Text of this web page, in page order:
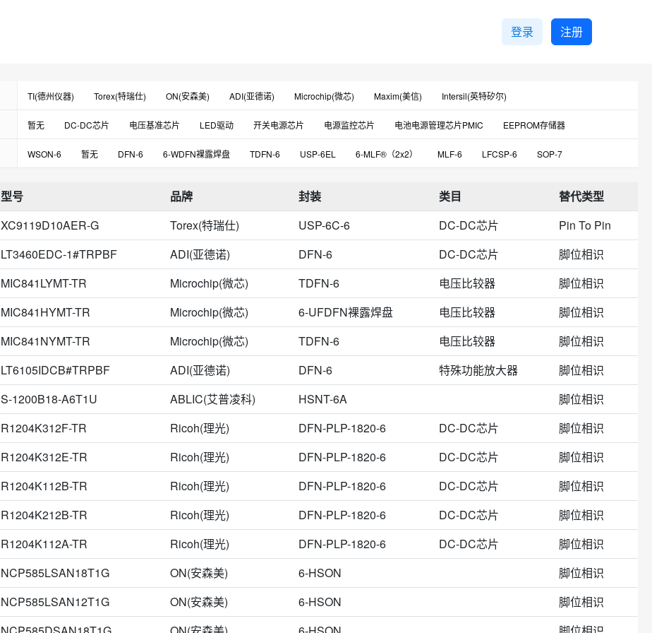
登录 注册
TI(德州仪器) Torex(特瑞仕) ON(安森美) ADI(亚德诺) Microchip(微芯) Maxim(美信)
Intersil(英特矽尔)
ST(意法半导体)
Chip Hope(芯茂微) Ricoh(理光) Chipown(芯朋) Broadchip(广芯) Silan(士兰)
FM(富满)
ABLIC(艾普凌科) Puolop(迪浦) Guerrilla RF
暂无 DC-DC芯片 电压基准芯片 LED驱动 开关电源芯片 电源监控芯片 电池电源管理芯片PMIC
EEPROM存储器
TVS二极管(瞬态电压抑制二极管)
RF检测器 电压比较器 RF放大器 PIN二极管 驱动芯片 温度传感器
光学传感器
时钟计时芯片 接口专用芯片
WSON-6 暂无 DFN-6 6-WDFN裸露焊盘 TDFN-6 USP-6EL 6-MLF®（2x2） MLF-6 LFCSP-6
SOP-7
6-XFDFN裸露焊盘 USP-6C 6-LFCSP-UD（2x2）
PDIP-8
UDFN-6
UMLP-6 6-DFN（2x3） 6-HVSOF 6-LFCSP-WD（2x3） VSON-6
6-DFN（2x2.2）
6-WFDFN裸露焊盘
6-WSON(2.5x2.2) DFN2020-6 QFN-6 SOP-7-225-1.27
TDFN-2x2-6L
CUDFN-6
DFN-10 DFN1616-6 DFN2x2-6 DFN2x2-6L D²PAK-6 HSNT-6A LLP75-7 MCM-6
ODFN-6
SOT-23-6 TDFN-6L TO-220-7 U-DFN2020-6
UDFN2020-6
USP-6C-6
XDFN1616-6 XTDFN-6 圆盘
型号 品牌 封装 类目
替代类型
XC9119D10AER-G Torex(特瑞仕) USP-6C-6 DC-DC芯片
Pin To Pin
LT3460EDC-1#TRPBF ADI(亚德诺) DFN-6 DC-DC芯片
脚位相识
MIC841LYMT-TR Microchip(微芯) TDFN-6 电压比较器
脚位相识
MIC841HYMT-TR Microchip(微芯) 6-UFDFN裸露焊盘 电压比较器
脚位相识
MIC841NYMT-TR Microchip(微芯) TDFN-6 电压比较器
脚位相识
LT6105IDCB#TRPBF ADI(亚德诺) DFN-6 特殊功能放大器
脚位相识
S-1200B18-A6T1U ABLIC(艾普凌科) HSNT-6A
脚位相识
R1204K312F-TR Ricoh(理光) DFN-PLP-1820-6 DC-DC芯片
脚位相识
R1204K312E-TR Ricoh(理光) DFN-PLP-1820-6 DC-DC芯片
脚位相识
R1204K112B-TR Ricoh(理光) DFN-PLP-1820-6 DC-DC芯片
脚位相识
R1204K212B-TR Ricoh(理光) DFN-PLP-1820-6 DC-DC芯片
脚位相识
R1204K112A-TR Ricoh(理光) DFN-PLP-1820-6 DC-DC芯片
脚位相识
NCP585LSAN18T1G ON(安森美) 6-HSON
脚位相识
NCP585LSAN12T1G ON(安森美) 6-HSON
脚位相识